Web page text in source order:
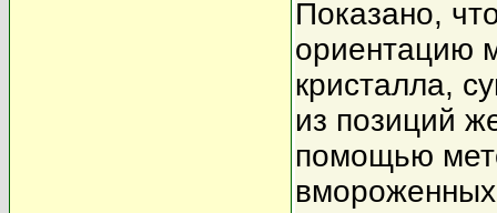
Показано,
ориентацию
кристалла,
из позиций
помощью